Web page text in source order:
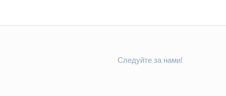
Следуйте за нами!